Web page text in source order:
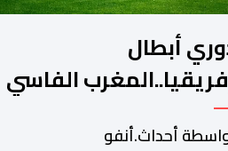
أبطال
الفاسي
رحيمو البوركينابي
أحداث.أنفو